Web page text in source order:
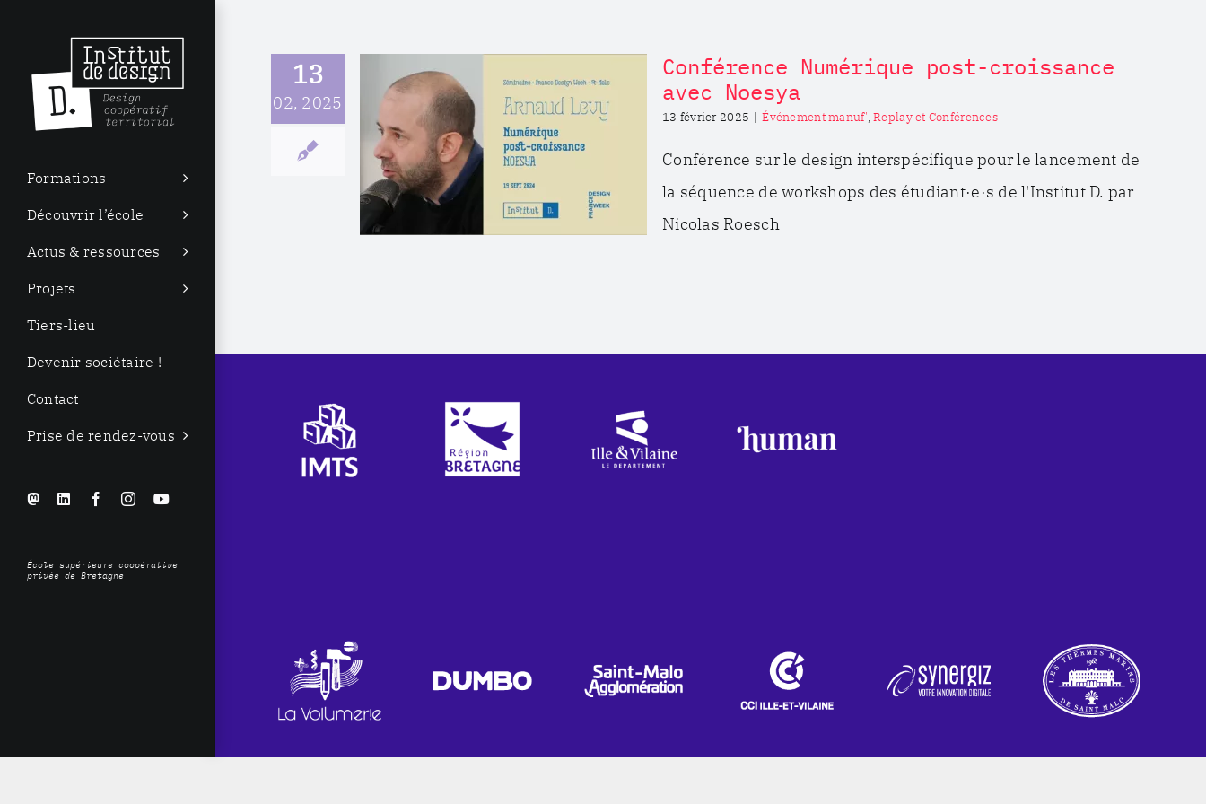
contenu
Formations
Découvrir l’école
Actus & ressources
Projets
Tiers-lieu
Devenir sociétaire !
Contact
Prise de rendez-vous
Personnaliser
LinkedInFacebookInstagramYouTube
École supérieure coopérative
privée de Bretagne
13
02, 2025
Conférence Numérique
post-croissance avec
Événement manuf'
Conférence Numérique post-croissance
avec Noesya
13 février 2025 | Événement manuf',Replay et Conférences
Conférence sur le design interspécifique pour le lancement de
la séquence de workshops des étudiant·e·s de l'Institut D. par
Nicolas Roesch